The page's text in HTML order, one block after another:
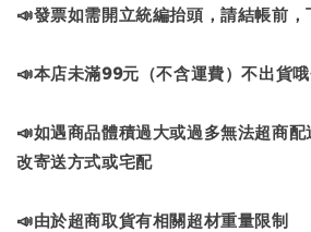
📣發票如需開立統編抬頭，請結帳前，
📣本店未滿99元（不含運費）不出貨
📣如遇商品體積過大或過多無法超商
改寄送方式或宅配
📣由於超商取貨有相關超材重量限制